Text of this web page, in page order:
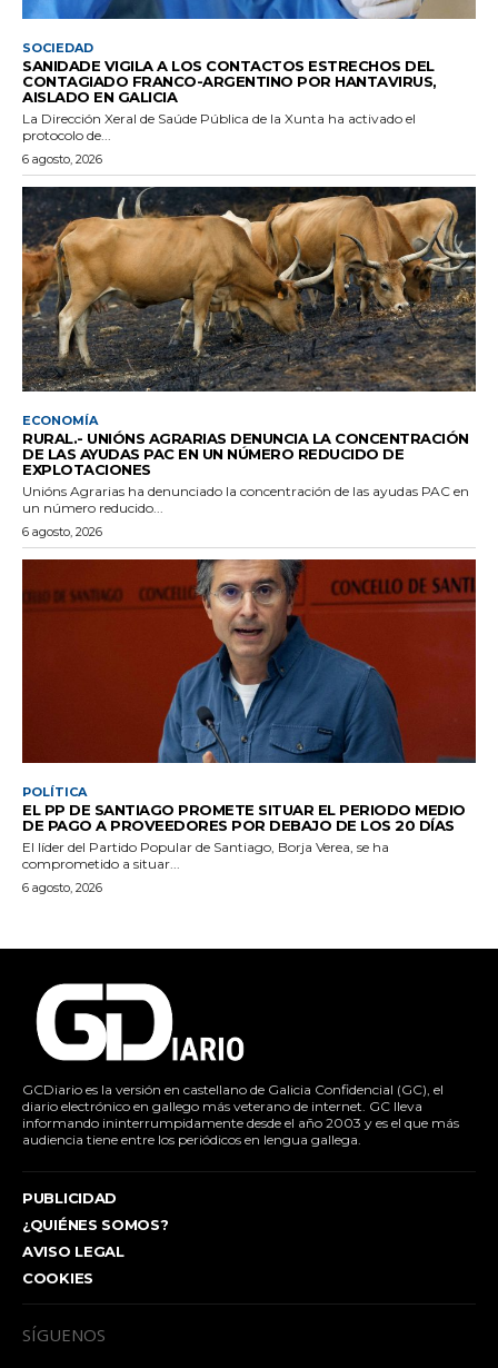
SOCIEDAD
SANIDADE VIGILA A LOS CONTACTOS ESTRECHOS DEL
CONTAGIADO FRANCO-ARGENTINO POR HANTAVIRUS,
AISLADO EN GALICIA
La Dirección Xeral de Saúde Pública de la Xunta ha activado el
protocolo de...
6 agosto, 2026
ECONOMÍA
RURAL.- UNIÓNS AGRARIAS DENUNCIA LA CONCENTRACIÓN
DE LAS AYUDAS PAC EN UN NÚMERO REDUCIDO DE
EXPLOTACIONES
Unións Agrarias ha denunciado la concentración de las ayudas PAC en
un número reducido...
6 agosto, 2026
POLÍTICA
EL PP DE SANTIAGO PROMETE SITUAR EL PERIODO MEDIO
DE PAGO A PROVEEDORES POR DEBAJO DE LOS 20 DÍAS
El líder del Partido Popular de Santiago, Borja Verea, se ha
comprometido a situar...
6 agosto, 2026
GCDiario es la versión en castellano de Galicia Confidencial (GC), el
diario electrónico en gallego más veterano de internet. GC lleva
informando ininterrumpidamente desde el año 2003 y es el que más
audiencia tiene entre los periódicos en lengua gallega.
PUBLICIDAD
¿QUIÉNES SOMOS?
AVISO LEGAL
COOKIES
SÍGUENOS